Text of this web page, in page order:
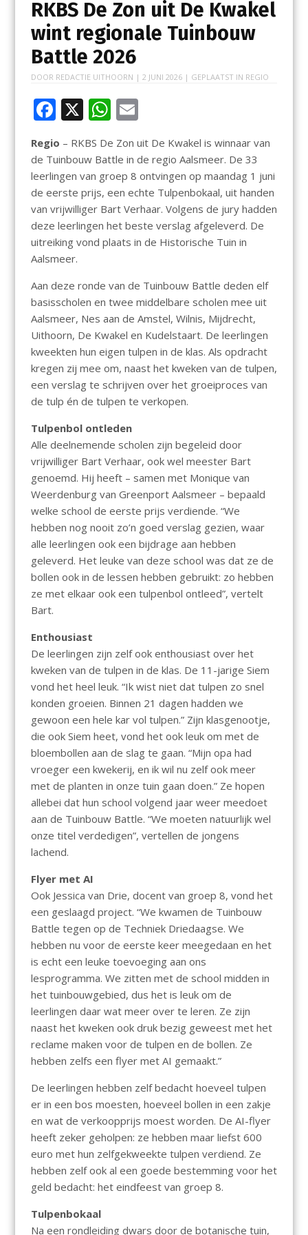
RKBS De Zon uit De Kwakel
wint regionale Tuinbouw
Battle 2026
DOOR REDACTIE UITHOORN | 2 JUNI 2026| GEPLAATST IN REGIO
F
e
b
o
o
k
X W
at
s
A
p
p
E
ai
l
Regio – RKBS De Zon uit De Kwakel is winnaar van
de Tuinbouw Battle in de regio Aalsmeer. De 33
leerlingen van groep 8 ontvingen op maandag 1 juni
de eerste prijs, een echte Tulpenbokaal, uit handen
van vrijwilliger Bart Verhaar. Volgens de jury hadden
deze leerlingen het beste verslag afgeleverd. De
uitreiking vond plaats in de Historische Tuin in
Aalsmeer.
Aan deze ronde van de Tuinbouw Battle deden elf
basisscholen en twee middelbare scholen mee uit
Aalsmeer, Nes aan de Amstel, Wilnis, Mijdrecht,
Uithoorn, De Kwakel en Kudelstaart. De leerlingen
kweekten hun eigen tulpen in de klas. Als opdracht
kregen zij mee om, naast het kweken van de tulpen,
een verslag te schrijven over het groeiproces van
de tulp én de tulpen te verkopen.
Tulpenbol ontleden
Alle deelnemende scholen zijn begeleid door
vrijwilliger Bart Verhaar, ook wel meester Bart
genoemd. Hij heeft – samen met Monique van
Weerdenburg van Greenport Aalsmeer – bepaald
welke school de eerste prijs verdiende. “We
hebben nog nooit zo’n goed verslag gezien, waar
alle leerlingen ook een bijdrage aan hebben
geleverd. Het leuke van deze school was dat ze de
bollen ook in de lessen hebben gebruikt: zo hebben
ze met elkaar ook een tulpenbol ontleed”, vertelt
Bart.
Enthousiast
De leerlingen zijn zelf ook enthousiast over het
kweken van de tulpen in de klas. De 11-jarige Siem
vond het heel leuk. “Ik wist niet dat tulpen zo snel
konden groeien. Binnen 21 dagen hadden we
gewoon een hele kar vol tulpen.” Zijn klasgenootje,
die ook Siem heet, vond het ook leuk om met de
bloembollen aan de slag te gaan. “Mijn opa had
vroeger een kwekerij, en ik wil nu zelf ook meer
met de planten in onze tuin gaan doen.” Ze hopen
allebei dat hun school volgend jaar weer meedoet
aan de Tuinbouw Battle. “We moeten natuurlijk wel
onze titel verdedigen”, vertellen de jongens
lachend.
Flyer met AI
Ook Jessica van Drie, docent van groep 8, vond het
een geslaagd project. “We kwamen de Tuinbouw
Battle tegen op de Techniek Driedaagse. We
hebben nu voor de eerste keer meegedaan en het
is echt een leuke toevoeging aan ons
lesprogramma. We zitten met de school midden in
het tuinbouwgebied, dus het is leuk om de
leerlingen daar wat meer over te leren. Ze zijn
naast het kweken ook druk bezig geweest met het
reclame maken voor de tulpen en de bollen. Ze
hebben zelfs een flyer met AI gemaakt.”
De leerlingen hebben zelf bedacht hoeveel tulpen
er in een bos moesten, hoeveel bollen in een zakje
en wat de verkoopprijs moest worden. De AI-flyer
heeft zeker geholpen: ze hebben maar liefst 600
euro met hun zelfgekweekte tulpen verdiend. Ze
hebben zelf ook al een goede bestemming voor het
geld bedacht: het eindfeest van groep 8.
Tulpenbokaal
Na een rondleiding dwars door de botanische tuin,